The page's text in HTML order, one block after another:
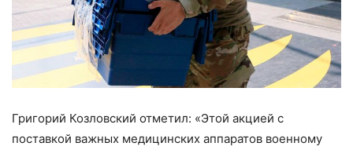
Григорий Козловский отметил: «Этой акцией с
поставкой важных медицинских аппаратов военному